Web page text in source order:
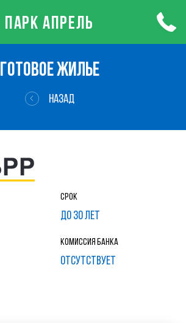
ПАРК АПРЕЛЬ
ГОТОВОЕ ЖИЛЬЕ
НАЗАД
Срок
до 30 лет
Комиссия банка
ОТСУТСТВУЕТ